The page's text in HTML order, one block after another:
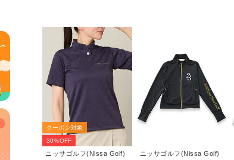
クーポン対象
30%OFF
ニッサゴルフ(Nissa Golf) ニッサゴルフ(Nissa Golf)